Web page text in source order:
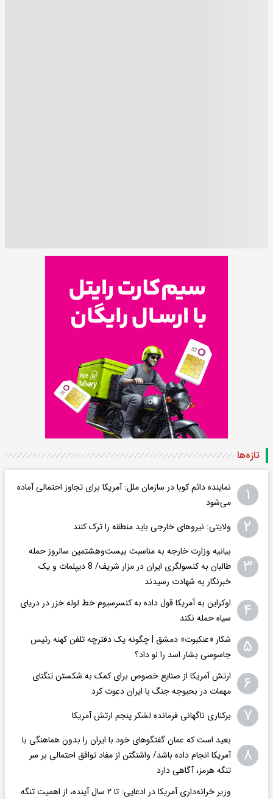
تازه‌ها
۱
نماینده دائم کوبا در سازمان ملل: آمریکا برای تجاوز احتمالی آماده
می‌شود
۲ ولایتی: نیروهای خارجی باید منطقه را ترک کنند
۳
بیانیه وزارت خارجه به مناسبت بیست‌وهشتمین سالروز حمله
طالبان به کنسولگری ایران در مزار شریف/ 8 دیپلمات و یک
خبرنگار به شهادت رسیدند
۴
اوکراین به آمریکا قول داده به کنسرسیوم خط لوله خزر در دریای
سیاه حمله نکند
۵
شکار «عنکبوت» دمشق | چگونه یک دفترچه تلفن کهنه رئیس
جاسوسی بشار اسد را لو داد؟
۶
ارتش آمریکا از صنایع خصوص برای کمک به شکستن تنگنای
مهمات در بحبوجه جنگ با ایران دعوت کرد
۷ برکناری ناگهانی فرمانده لشکر پنجم ارتش آمریکا
۸
بعید است که عمان گفتگوهای خود با ایران را بدون هماهنگی با
آمریکا انجام داده باشد/ واشنگتن‌ از مفاد توافق احتمالی بر سر
تنگه هرمز، آگاهی دارد
وزیر خرانه‌داری آمریکا در ادعایی: تا ۲ سال آینده، از اهمیت تنگه